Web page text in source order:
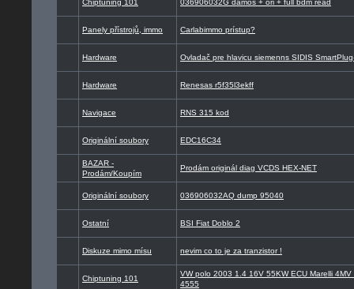
Chiptuning 101 036906032G damos + ori + full bdm read
Panely přístrojů, immo Carlabimmo prístup?
Hardware Ovladač pre hlavicu siemenns SIDIS
Hardware Renesas r5f35l3ekff
Navigace RNS 315 kod
Originální soubory EDC16C34
BAZAR -
Prodám/Koupím
Prodám originál diag VCDS HEX-NET
Originální soubory 036906032AQ dump 95040
Ostatní BSI Fiat Doblo 2
Diskuze mimo mísu nevim co to je za tranzistor !
Chiptuning 101
VW polo 2003 1.4 16V 55KW ECU Marelli
4555